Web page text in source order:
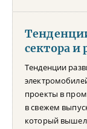
сектора и
Тенденции
проекты в
в свежем
который